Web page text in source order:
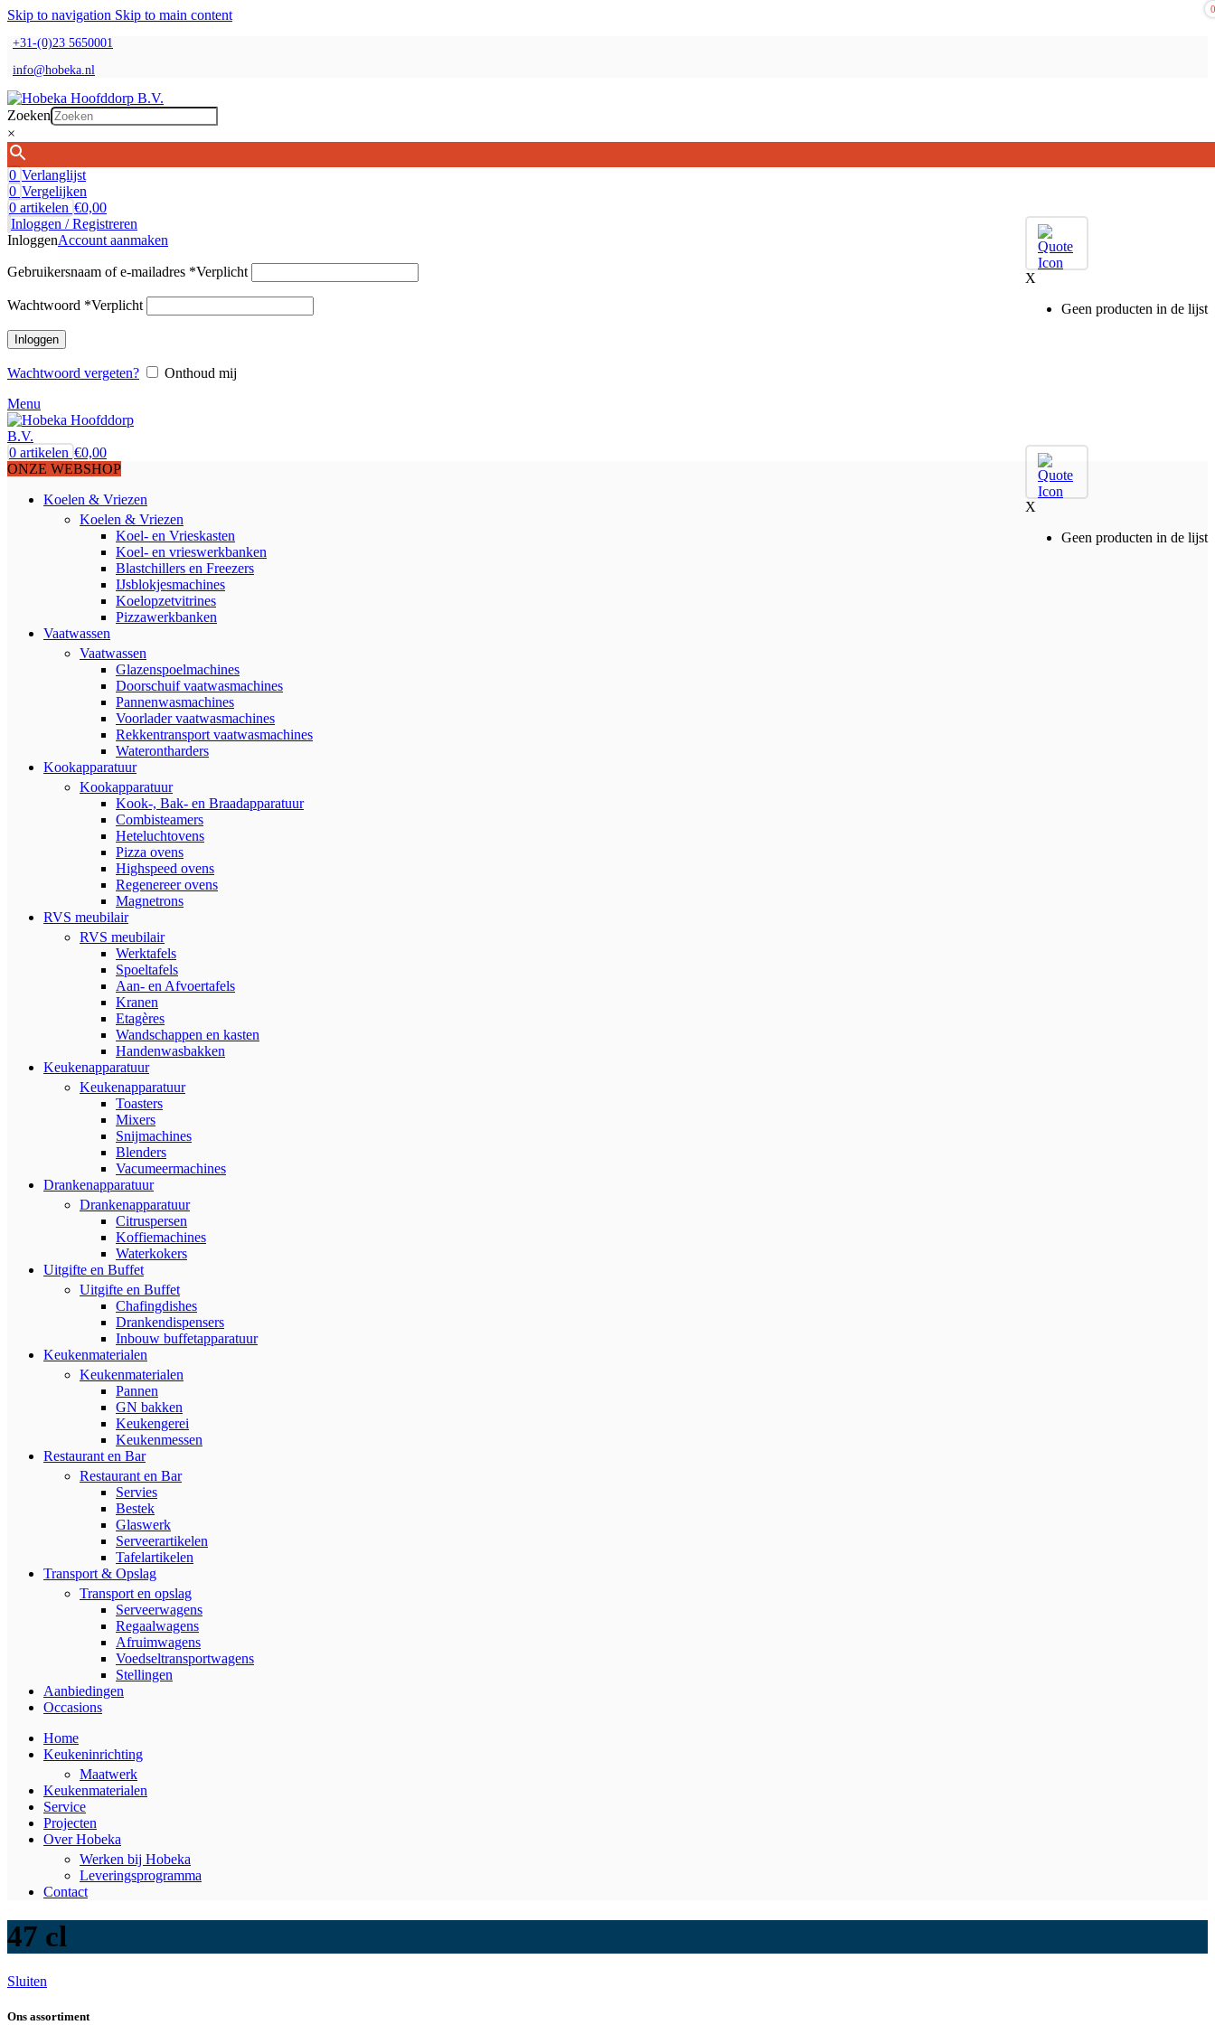
Skip to navigation Skip to main content
+31-(0)23 5650001
info@hobeka.nl
Zoeken
×
0 Verlanglijst
0 Vergelijken
0 artikelen €0,00
0
X
Geen producten in de lijst
Inloggen / Registreren
InloggenAccount aanmaken
Gebruikersnaam of e-mailadres *Verplicht
Wachtwoord *Verplicht
Inloggen
Wachtwoord vergeten?
Onthoud mij
Menu
0
X
Geen producten in de lijst
0 artikelen €0,00
ONZE WEBSHOP
Koelen & Vriezen
Koelen & Vriezen
Koel- en Vrieskasten
Koel- en vrieswerkbanken
Blastchillers en Freezers
IJsblokjesmachines
Koelopzetvitrines
Pizzawerkbanken
Vaatwassen
Vaatwassen
Glazenspoelmachines
Doorschuif vaatwasmachines
Pannenwasmachines
Voorlader vaatwasmachines
Rekkentransport vaatwasmachines
Waterontharders
Kookapparatuur
Kookapparatuur
Kook-, Bak- en Braadapparatuur
Combisteamers
Heteluchtovens
Pizza ovens
Highspeed ovens
Regenereer ovens
Magnetrons
RVS meubilair
RVS meubilair
Werktafels
Spoeltafels
Aan- en Afvoertafels
Kranen
Etagères
Wandschappen en kasten
Handenwasbakken
Keukenapparatuur
Keukenapparatuur
Toasters
Mixers
Snijmachines
Blenders
Vacumeermachines
Drankenapparatuur
Drankenapparatuur
Citruspersen
Koffiemachines
Waterkokers
Uitgifte en Buffet
Uitgifte en Buffet
Chafingdishes
Drankendispensers
Inbouw buffetapparatuur
Keukenmaterialen
Keukenmaterialen
Pannen
GN bakken
Keukengerei
Keukenmessen
Restaurant en Bar
Restaurant en Bar
Servies
Bestek
Glaswerk
Serveerartikelen
Tafelartikelen
Transport & Opslag
Transport en opslag
Serveerwagens
Regaalwagens
Afruimwagens
Voedseltransportwagens
Stellingen
Aanbiedingen
Occasions
Home
Keukeninrichting
Maatwerk
Keukenmaterialen
Service
Projecten
Over Hobeka
Werken bij Hobeka
Leveringsprogramma
Contact
47 cl
Sluiten
Ons assortiment